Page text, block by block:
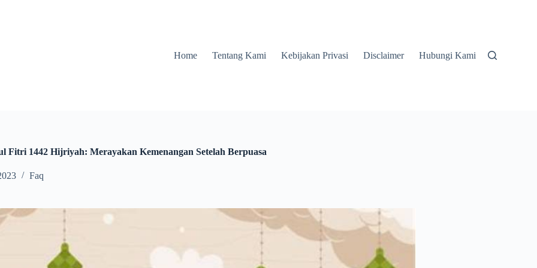
Home Tentang Kami Kebijakan Privasi Disclaimer Hubungi Kami
Fitri 1442 Hijriyah: Merayakan Kemenangan Setelah Berpuasa
Faq